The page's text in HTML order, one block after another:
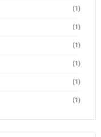
(1)
(1)
(1)
(1)
(1)
(1)